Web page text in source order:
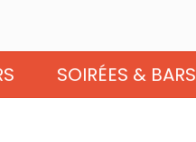
SOIRÉES & BARS